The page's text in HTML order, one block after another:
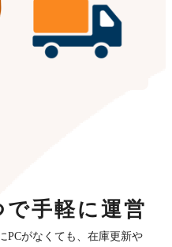
手軽に運営
PCがなくても、在庫更新や